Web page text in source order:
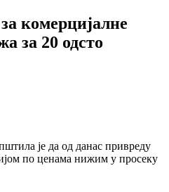
комерцијалне
за 20 одсто
је да од данас привреду
по ценама нижим у просеку